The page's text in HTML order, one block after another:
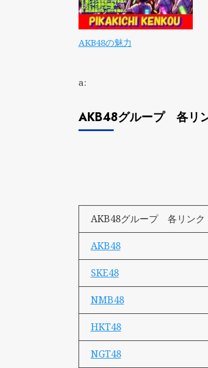
AKB48の魅力
a:
AKB48グループ 各リ
AKB48グループ 各リンク
AKB48
SKE48
NMB48
HKT48
NGT48